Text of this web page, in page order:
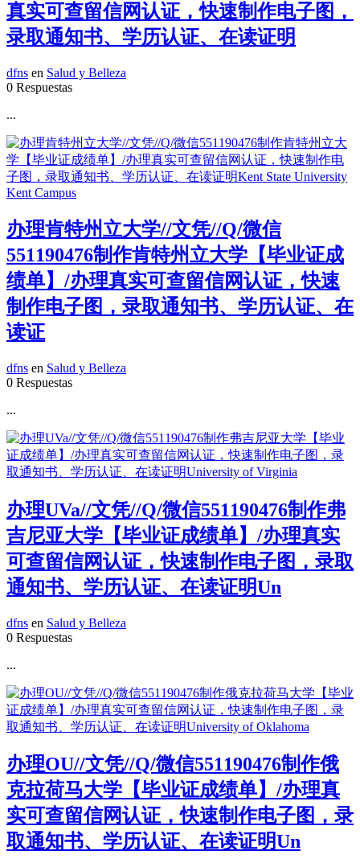
真实可查留信网认证，快速制作电子图，
录取通知书、学历认证、在读证明
dfns en Salud y Belleza
0 Respuestas
...
办理肯特州立大学//文凭//Q/微信
551190476制作肯特州立大学【毕业证成
绩单】/办理真实可查留信网认证，快速
制作电子图，录取通知书、学历认证、在
读证
dfns en Salud y Belleza
0 Respuestas
...
办理UVa//文凭//Q/微信551190476制作弗
吉尼亚大学【毕业证成绩单】/办理真实
可查留信网认证，快速制作电子图，录取
通知书、学历认证、在读证明Un
dfns en Salud y Belleza
0 Respuestas
...
办理OU//文凭//Q/微信551190476制作俄
克拉荷马大学【毕业证成绩单】/办理真
实可查留信网认证，快速制作电子图，录
取通知书、学历认证、在读证明Un